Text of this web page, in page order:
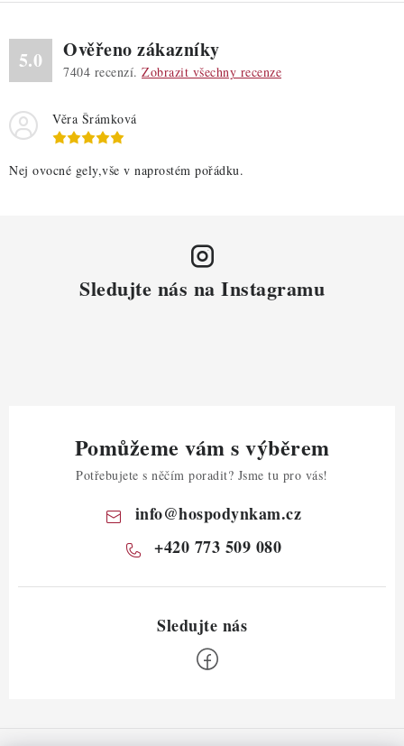
5.0 Ověřeno zákazníky
7404 recenzí. Zobrazit všechny recenze
Věra Šrámková
Nej ovocné gely,vše v naprostém pořádku.
Sledujte nás na Instagramu
Pomůžeme vám s výběrem
Potřebujete s něčím poradit? Jsme tu pro vás!
info@hospodynkam.cz
+420 773 509 080